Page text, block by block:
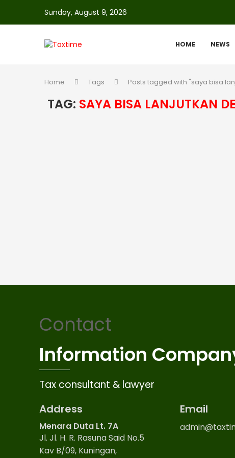
Sunday, August 9, 2026
HOME NEWS
Home Tags Posts tagged with "saya bisa
TAG: SAYA BISA LANJUTKAN
Contact
Information
Tax consultant & lawyer
Address
Menara Duta Lt. 7A
Jl. Jl. H. R. Rasuna Said No.5
Kav B/09, Kuningan,
Email